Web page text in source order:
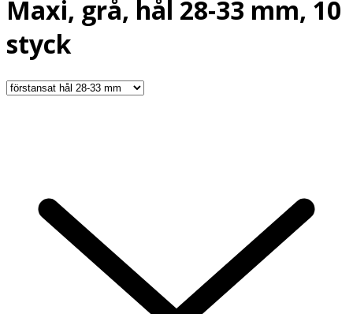
Maxi, grå, hål 28-33 mm, 10
styck